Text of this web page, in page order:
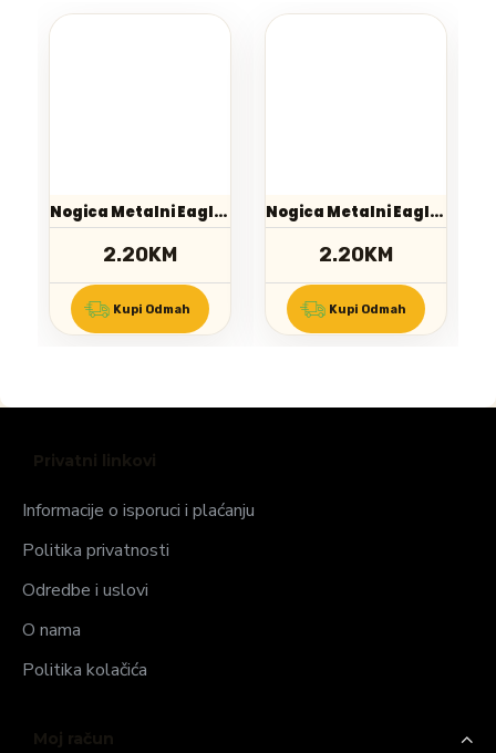
Nogica Metalni Eagle 12cm Chrome
2.20KM
Kupi Odmah
Nogica Metalni Eagle 12cm Black
2.20KM
Kupi Odmah
Informacije o isporuci i plaćanju
Politika privatnosti
Odredbe i uslovi
O nama
Politika kolačića